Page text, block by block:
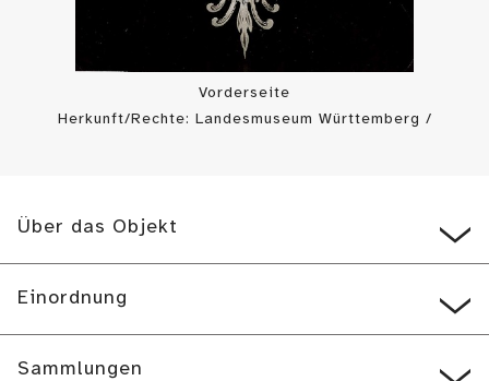
Vorderseite
Herkunft/Rechte: Landesmuseum Württemberg /
Über das Objekt
Einordnung
Sammlungen